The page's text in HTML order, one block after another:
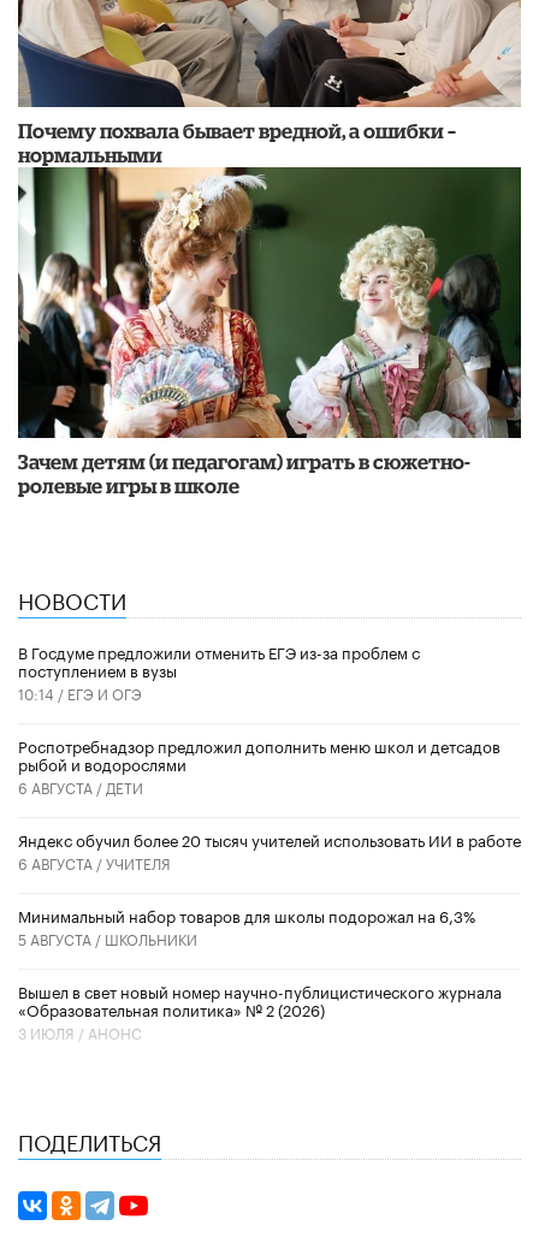
​Почему похвала бывает вредной, а ошибки –
нормальными
Зачем детям (и педагогам) играть в сюжетно-
ролевые игры в школе
НОВОСТИ
В Госдуме предложили отменить ЕГЭ из-за проблем с
поступлением в вузы
10:14 / ЕГЭ И ОГЭ
Роспотребнадзор предложил дополнить меню школ и детсадов
рыбой и водорослями
6 АВГУСТА / ДЕТИ
​Яндекс обучил более 20 тысяч учителей использовать ИИ в работе
6 АВГУСТА /УЧИТЕЛЯ
Минимальный набор товаров для школы подорожал на 6,3%
5 АВГУСТА / ШКОЛЬНИКИ
Вышел в свет новый номер научно-публицистического журнала
«Образовательная политика» № 2 (2026)
3 ИЮЛЯ / АНОНС
ПОДЕЛИТЬСЯ